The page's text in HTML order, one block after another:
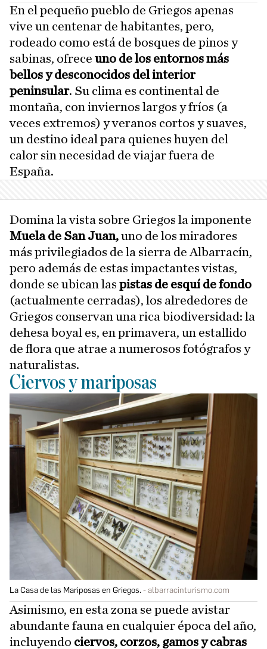
En el pequeño pueblo de Griegos apenas
vive un centenar de habitantes, pero,
rodeado como está de bosques de pinos y
sabinas, ofrece uno de los entornos más
bellos y desconocidos del interior
peninsular. Su clima es continental de
montaña, con inviernos largos y fríos (a
veces extremos) y veranos cortos y suaves,
un destino ideal para quienes huyen del
calor sin necesidad de viajar fuera de
España.
Domina la vista sobre Griegos la imponente
Muela de San Juan,uno de los miradores
más privilegiados de la sierra de Albarracín,
pero además de estas impactantes vistas,
donde se ubican las pistas de esquí de fondo
(actualmente cerradas), los alrededores de
Griegos conservan una rica biodiversidad: la
dehesa boyal es, en primavera, un estallido
de flora que atrae a numerosos fotógrafos y
naturalistas.
Ciervos y mariposas
La Casa de las Mariposas en Griegos. albarracinturismo.com
Asimismo, en esta zona se puede avistar
abundante fauna en cualquier época del año,
incluyendo ciervos, corzos, gamos y cabras